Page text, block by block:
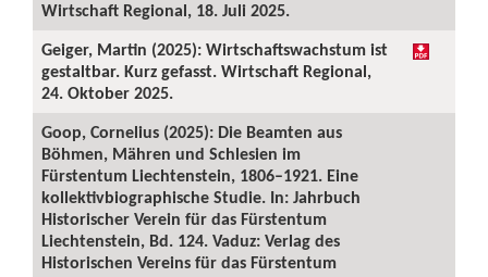
Wirtschaft Regional, 18. Juli 2025.
Geiger, Martin (2025): Wirtschaftswachstum ist
gestaltbar. Kurz gefasst. Wirtschaft Regional,
24. Oktober 2025.
Goop, Cornelius (2025): Die Beamten aus
Böhmen, Mähren und Schlesien im
Fürstentum Liechtenstein, 1806–1921. Eine
kollektivbiographische Studie. In: Jahrbuch
Historischer Verein für das Fürstentum
Liechtenstein, Bd. 124. Vaduz: Verlag des
Historischen Vereins für das Fürstentum